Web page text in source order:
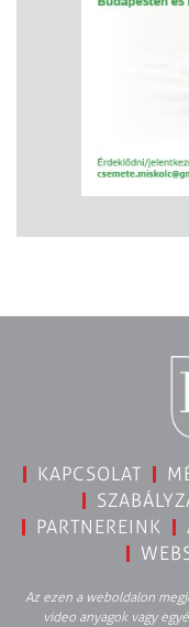
KAPCSOLAT
PARTNEREINK
Az ezen a weboldalon
video anyagok vagy